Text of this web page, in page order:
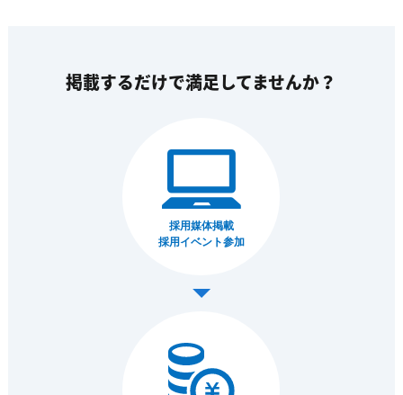
掲載するだけで満足してませんか？
採用媒体掲載
採用イベント参加